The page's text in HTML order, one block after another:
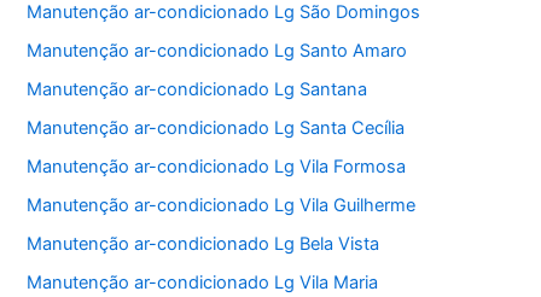
Manutenção ar-condicionado Lg São Domingos
Manutenção ar-condicionado Lg Santo Amaro
Manutenção ar-condicionado Lg Santana
Manutenção ar-condicionado Lg Santa Cecília
Manutenção ar-condicionado Lg Vila Formosa
Manutenção ar-condicionado Lg Vila Guilherme
Manutenção ar-condicionado Lg Bela Vista
Manutenção ar-condicionado Lg Vila Maria